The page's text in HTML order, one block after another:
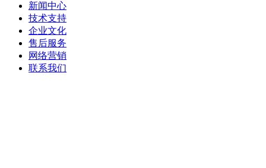
新闻中心
技术支持
企业文化
售后服务
网络营销
联系我们